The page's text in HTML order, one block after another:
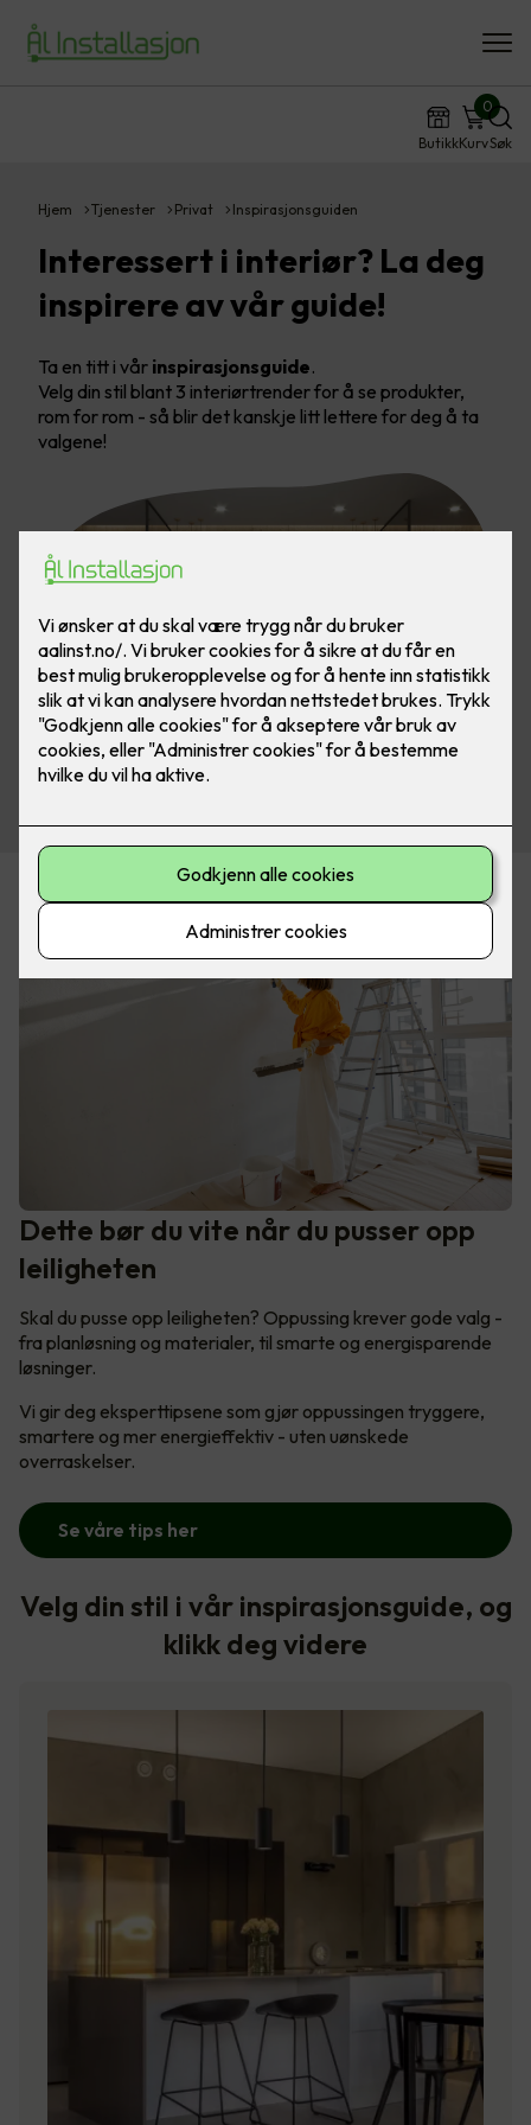
ButikkKurv
0
Søk
Hjem Tjenester Privat Inspirasjonsguiden
Interessert i interiør? La deg
inspirere av vår guide!
Ta en titt i vår inspirasjonsguide.
Velg din stil blant 3 interiørtrender for å se produkter,
rom for rom - så blir det kanskje litt lettere for deg å ta
valgene!
Dette bør du vite når du pusser opp
leiligheten
Skal du pusse opp leiligheten? Oppussing krever gode valg -
fra planløsning og materialer, til smarte og energisparende
løsninger.
Vi gir deg eksperttipsene som gjør oppussingen tryggere,
smartere og mer energieffektiv - uten uønskede
overraskelser.
Se våre tips her
Velg din stil i vår inspirasjonsguide, og
klikk deg videre